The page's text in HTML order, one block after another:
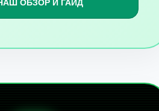
ОБЗОР И ГАЙД